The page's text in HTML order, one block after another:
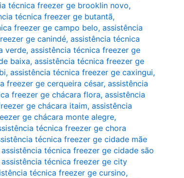
técnica freezer ge brooklin novo,
técnica freezer ge butantã,
freezer ge campo belo, assistência
ge canindé, assistência técnica
verde, assistência técnica freezer ge
baixa, assistência técnica freezer ge
, assistência técnica freezer ge caxingui,
freezer ge cerqueira césar, assistência
freezer ge chácara flora, assistência
ge chácara itaim, assistência
ge chácara monte alegre,
técnica freezer ge chora
técnica freezer ge cidade mãe
assistência técnica freezer ge cidade são
assistência técnica freezer ge city
técnica freezer ge cursino,